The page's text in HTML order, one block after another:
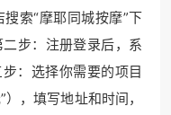
索“摩耶同城按摩”下
步：注册登录后，系
：选择你需要的项目
），填写地址和时间，